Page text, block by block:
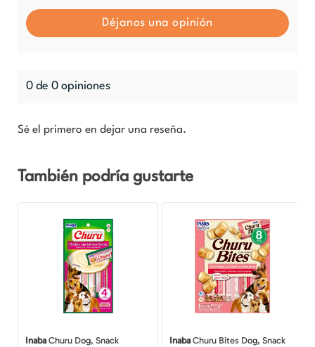
Déjanos una opinión
0 de 0 opiniones
Sé el primero en dejar una reseña.
También podría gustarte
InabaChuru Dog, Snack
InabaChuru Bites Dog, Snack